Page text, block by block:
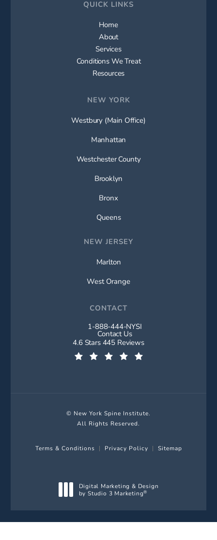
QUICK LINKS
Home
About
Services
Conditions We Treat
Resources
NEW YORK
Westbury (Main Office)
Manhattan
Westchester County
Brooklyn
Bronx
Queens
NEW JERSEY
Marlton
West Orange
CONTACT
Call New York Spine Institute on
1-888-444-NYSI
Contact Us
New York Spine Institute reviews:
4.6 Stars 445 Reviews
© New York Spine Institute.
All Rights Reserved.
Terms & Conditions Privacy Policy Sitemap
Digital Marketing & Design
by Studio 3 Marketing®